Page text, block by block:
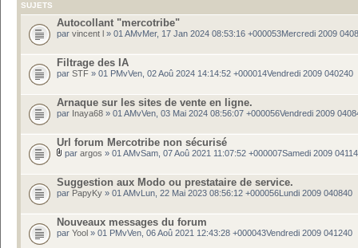
SUJETS
Autocollant "mercotribe"
par vincent l » 01 AMvMer, 17 Jan 2024 08:53:16 +000053Mercredi 2009
Filtrage des IA
par STF » 01 PMvVen, 02 Aoû 2024 14:14:52 +000014Vendredi 2009 040240
Arnaque sur les sites de vente en ligne.
par Inaya68 » 01 AMvVen, 03 Mai 2024 08:56:07 +000056Vendredi 2009
Url forum Mercotribe non sécurisé
par argos » 01 AMvSam, 07 Aoû 2021 11:07:52 +000007Samedi 2009
Suggestion aux Modo ou prestataire de service.
par PapyKy » 01 AMvLun, 22 Mai 2023 08:56:12 +000056Lundi 2009 040840
Nouveaux messages du forum
par Yool » 01 PMvVen, 06 Aoû 2021 12:43:28 +000043Vendredi 2009 041240